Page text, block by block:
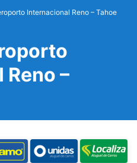
Internacional Reno – Tahoe
–